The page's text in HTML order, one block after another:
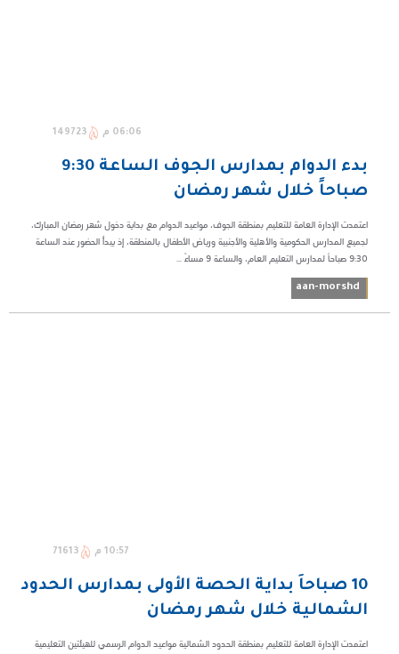
06:06 م 149723
​بدء الدوام بمدارس الجوف الساعة 9:30
صباحاً خلال شهر رمضان
اعتمدت الإدارة العامة للتعليم بمنطقة الجوف، مواعيد الدوام مع بداية دخول شهر رمضان المبارك،
لجميع المدارس الحكومية والأهلية والأجنبية ورياض الأطفال بالمنطقة، إذ يبدأ الحضور عند الساعة
9:30 صباحاً لمدارس التعليم العام، والساعة 9 مساءً ...
aan-morshd
10:57 م 71613
10 صباحاً بداية الحصة الأولى بمدارس الحدود
الشمالية خلال شهر رمضان
اعتمدت الإدارة العامة للتعليم بمنطقة الحدود الشمالية مواعيد الدوام الرسمي للهيئتين التعليمية